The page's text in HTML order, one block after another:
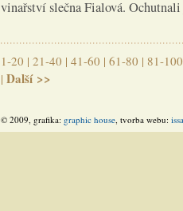
vinařství slečna Fialová.
1-20 | 21-40 | 41-60 | 61-80 | 81-100
| Další >>
© 2009, grafika: graphic house, tvorba webu: